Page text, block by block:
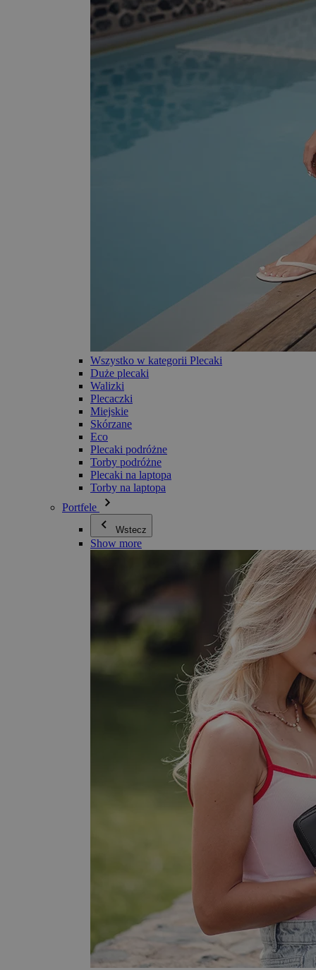
Wszystko w kategorii Plecaki
Duże plecaki
Walizki
Plecaczki
Miejskie
Skórzane
Eco
Plecaki podróżne
Torby podróżne
Plecaki na laptopa
Torby na laptopa
Portfele
Wstecz
Show more